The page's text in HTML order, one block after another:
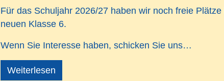
Für das Schuljahr 2026/27 haben wir noch freie Plätze
neuen Klasse 6.
Wenn Sie Interesse haben, schicken Sie uns…
Weiterlesen